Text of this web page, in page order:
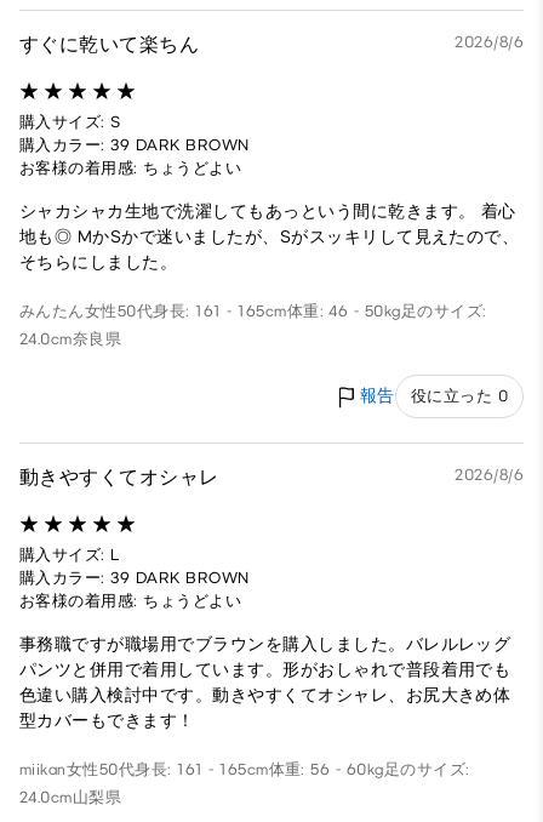
すぐに乾いて楽ちん 2026/8/6
購入サイズ: S
購入カラー: 39 DARK BROWN
お客様の着用感: ちょうどよい
シャカシャカ生地で洗濯してもあっという間に乾きます。 着心
地も◎ MかSかで迷いましたが、Sがスッキリして見えたので、
そちらにしました。
みんたん女性50代身長: 161 - 165cm体重: 46 - 50kg 足のサイズ:
24.0cm奈良県
報告 役に立った 0
動きやすくてオシャレ 2026/8/6
購入サイズ: L
購入カラー: 39 DARK BROWN
お客様の着用感: ちょうどよい
事務職ですが職場用でブラウンを購入しました。バレルレッグ
パンツと併用で着用しています。形がおしゃれで普段着用でも
色違い購入検討中です。動きやすくてオシャレ、お尻大きめ体
型カバーもできます！
miikan女性50代身長: 161 - 165cm体重: 56 - 60kg 足のサイズ:
24.0cm山梨県